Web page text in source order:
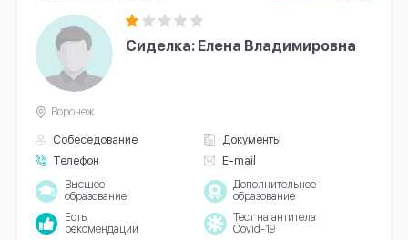
Сиделка: Елена Владимировна
Собеседование
Документы
Телефон
E-mail
Воронеж
Высшее
образование
Дополнительное
образование
Есть
рекомендации
Тест на антитела
Covid-19